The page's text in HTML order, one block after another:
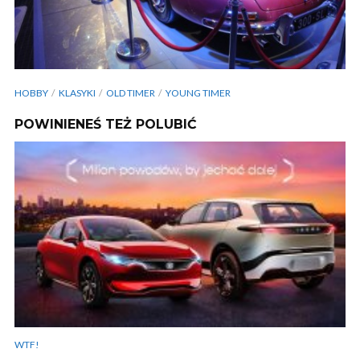
HOBBY KLASYKI OLD TIMER YOUNG TIMER
POWINIENEŚ TEŻ POLUBIĆ
WTF!